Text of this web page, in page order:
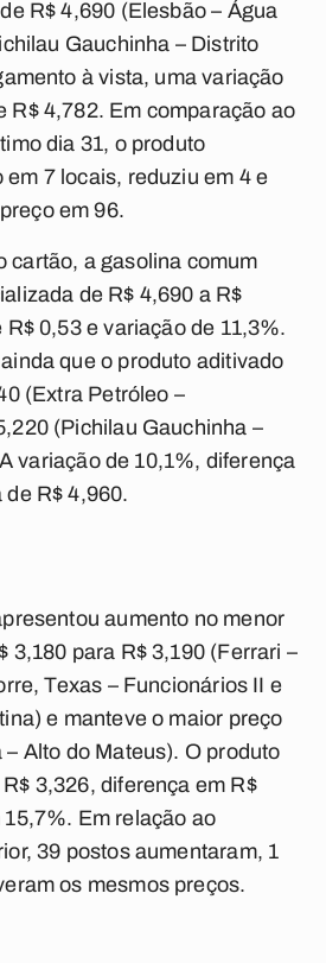
R$ 4,690 (Elesbão – Água
Gauchinha – Distrito
à vista, uma variação
R$ 4,782. Em comparação ao
dia 31, o produto
7 locais, reduziu em 4 e
em 96.
cartão, a gasolina comum
de R$ 4,690 a R$
0,53 e variação de 11,3%.
que o produto aditivado
(Extra Petróleo –
(Pichilau Gauchinha –
variação de 10,1%, diferença
de R$ 4,960.
aumento no menor
3,180 para R$ 3,190 (Ferrari –
Texas – Funcionários II e
e manteve o maior preço
Alto do Mateus). O produto
3,326, diferença em R$
Em relação ao
39 postos aumentaram, 1
os mesmos preços.